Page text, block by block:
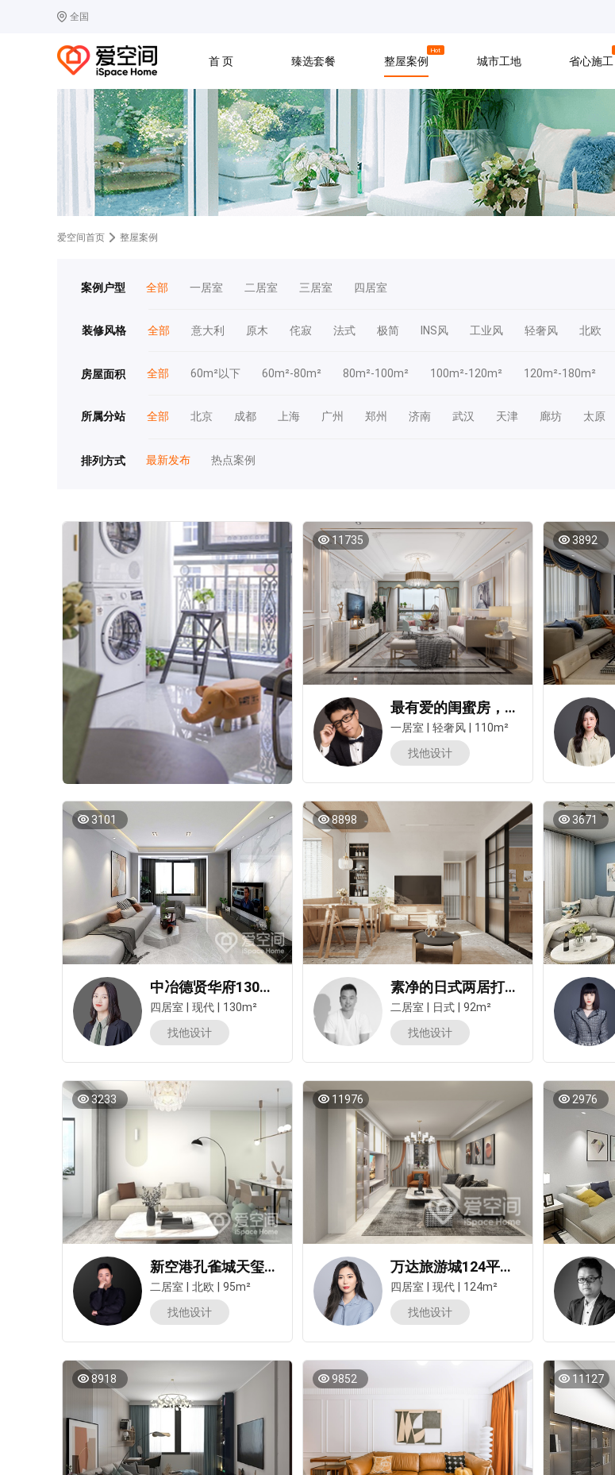
全国
广州 其他城市 J 济南
廊坊 S 上海
天津 太原 武汉
郑州
首 页 臻选套餐 整屋案例
Hot
城市工地 省心施工
收房
设计
预算
合同
材料 拆改
水电
泥瓦 木工
爱空间首页 整屋案例
案例户型 全部 一居室 二居室 三居室 四居室
装修风格 全部 意大利 原木 侘寂 法式 极简 INS风 工业风 轻奢风 北欧
房屋面积 全部 60m²以下 60m²-80m² 80m²-100m² 100m²-120m² 120m²-180m²
所属分站 全部 北京 成都 上海 广州 郑州 济南 武汉 天津 廊坊 太原
排列方式 最新发布 热点案例
11735
最有爱的闺蜜房，110㎡豪华大一居让我们亲密无间
一居室 轻奢风
110m²
找他设计
3892
3101
中冶德贤华府130㎡四居室现代简约风装修案例
四居室 现代
130m²
找他设计
8898
素净的日式两居打造三分离卫生间，好用易打扫！有品位！
二居室 日式
92m²
找他设计
3671
3233
新空港孔雀城天玺95㎡两居室北欧风装修案例
二居室 北欧
95m²
找他设计
11976
万达旅游城124平米四居室现代简约风装修案例
四居室 现代
124m²
找他设计
2976
8918 9852 11127